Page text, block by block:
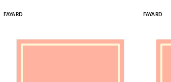
FAYARD FAYARD